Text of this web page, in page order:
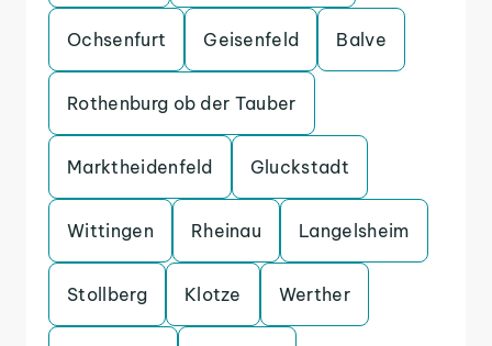
Ochsenfurt Geisenfeld Balve
Rothenburg ob der Tauber
Marktheidenfeld Gluckstadt
Wittingen Rheinau Langelsheim
Stollberg Klotze Werther